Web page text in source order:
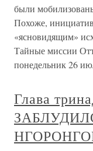
были
Похоже,
«ясновидящим»
Тайные миссии
понедельник 26
Глава